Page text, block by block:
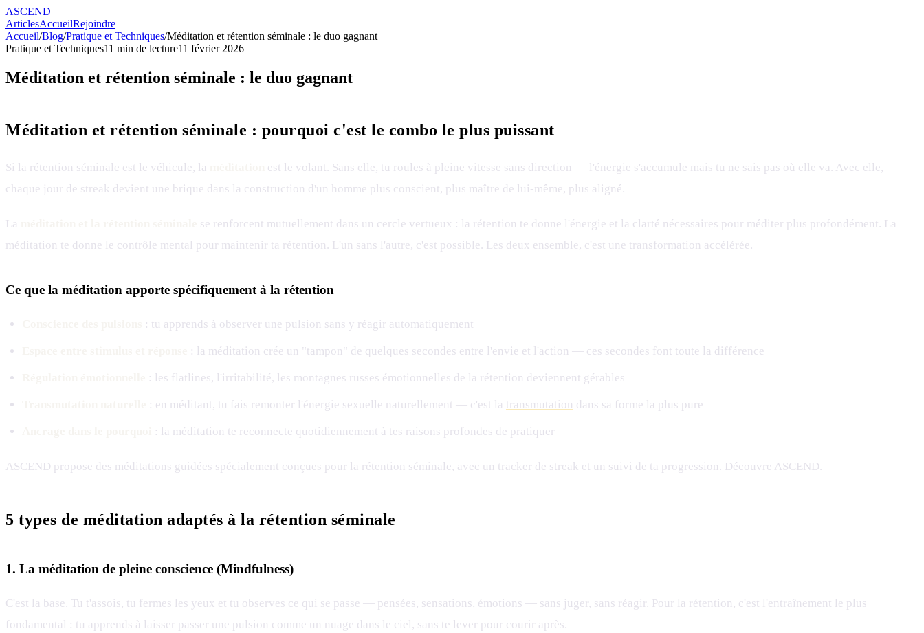
ASCEND
ArticlesAccueilRejoindre
Accueil/Blog/Pratique et Techniques/Méditation et rétention séminale : le duo gagnant
Pratique et Techniques11 min de lecture11 février 2026
Méditation et rétention séminale : le duo gagnant
Méditation et rétention séminale : pourquoi c'est le combo le plus puissant
Si la rétention séminale est le véhicule, la
est le volant. Sans elle, tu roules à pleine vitesse sans direction — l'énergie s'accumule mais tu ne sais pas où elle va. Avec elle,
chaque jour de streak devient une brique dans la construction d'un homme plus conscient, plus maître de lui-même, plus aligné.
La
se renforcent mutuellement dans un cercle vertueux : la rétention te donne l'énergie et la clarté nécessaires pour méditer plus profondément. La
méditation te donne le contrôle mental pour maintenir ta rétention. L'un sans l'autre, c'est possible. Les deux ensemble, c'est une transformation accélérée.
Ce que la méditation apporte spécifiquement à la rétention
: tu apprends à observer une pulsion sans y réagir automatiquement
: la méditation crée un "tampon" de quelques secondes entre l'envie et l'action — ces secondes font toute la différence
: les flatlines, l'irritabilité, les montagnes russes émotionnelles de la rétention deviennent gérables
: en méditant, tu fais remonter l'énergie sexuelle naturellement — c'est la transmutation dans sa forme la plus pure
: la méditation te reconnecte quotidiennement à tes raisons profondes de pratiquer
ASCEND propose des méditations guidées spécialement conçues pour la rétention séminale, avec un tracker de streak et un suivi de ta progression. Découvre ASCEND.
5 types de méditation adaptés à la rétention séminale
1. La méditation de pleine conscience (Mindfulness)
C'est la base. Tu t'assois, tu fermes les yeux et tu observes ce qui se passe — pensées, sensations, émotions — sans juger, sans réagir. Pour la rétention, c'est l'entraînement le plus
fondamental : tu apprends à laisser passer une pulsion comme un nuage dans le ciel, sans te lever pour courir après.